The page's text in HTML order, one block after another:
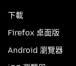
下載
Firefox 桌面版
Android 瀏覽器